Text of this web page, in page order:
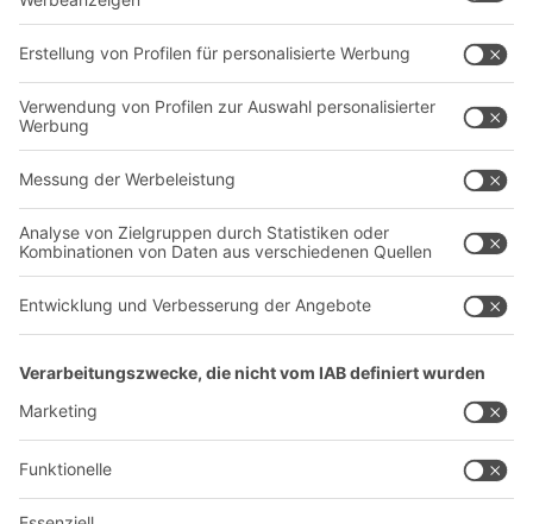
Transportsysteme
Dienstleistungen
Unternehmen
Über uns
Produktionsstandorte
Karriere
Follow us
BIT O
YOUR LIFE.
+49 (6753) 122-922